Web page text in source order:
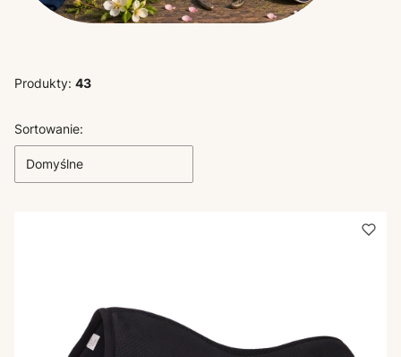
Produkty: 43
Lista produktów
Sortowanie:
Domyślne